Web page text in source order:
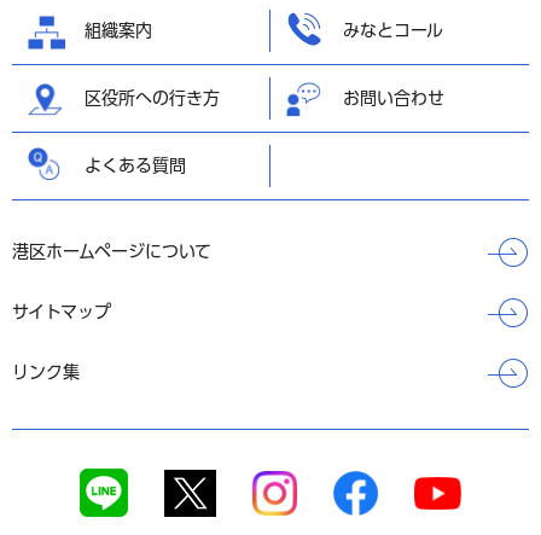
組織案内 みなとコール
区役所への行き方 お問い合わせ
よくある質問
港区ホームページについて
サイトマップ
リンク集